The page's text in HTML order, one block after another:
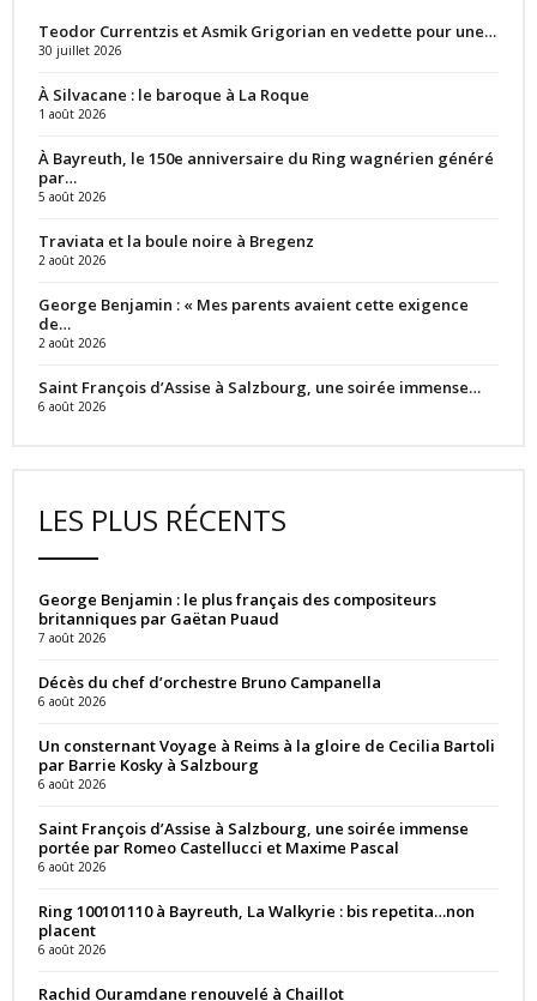
Teodor Currentzis et Asmik Grigorian en vedette pour une…
30 juillet 2026
À Silvacane : le baroque à La Roque
1 août 2026
À Bayreuth, le 150e anniversaire du Ring wagnérien généré
par…
5 août 2026
Traviata et la boule noire à Bregenz
2 août 2026
George Benjamin : « Mes parents avaient cette exigence
de…
2 août 2026
Saint François d’Assise à Salzbourg, une soirée immense…
6 août 2026
LES PLUS RÉCENTS
George Benjamin : le plus français des compositeurs
britanniques par Gaëtan Puaud
7 août 2026
Décès du chef d’orchestre Bruno Campanella
6 août 2026
Un consternant Voyage à Reims à la gloire de Cecilia Bartoli
par Barrie Kosky à Salzbourg
6 août 2026
Saint François d’Assise à Salzbourg, une soirée immense
portée par Romeo Castellucci et Maxime Pascal
6 août 2026
Ring 100101110 à Bayreuth, La Walkyrie : bis repetita…non
placent
6 août 2026
Rachid Ouramdane renouvelé à Chaillot